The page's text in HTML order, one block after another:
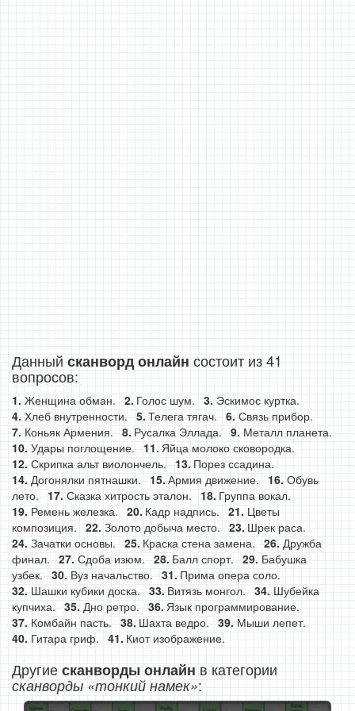
Данный сканворд онлайн состоит из 41
вопросов:
Женщина обман. Голос шум.
Эскимос куртка.
Хлеб внутренности.
Телега тягач.
Связь прибор.
Коньяк Армения.
Русалка Эллада.
Металл планета.
Удары поглощение.
Яйца молоко сковородка.
Скрипка альт виолончель.
Порез ссадина.
Догонялки пятнашки.
Армия движение.
Обувь
лето.
Сказка хитрость эталон.
Группа вокал.
Ремень железка.
Кадр надпись.
Цветы
композиция.
Золото добыча место.
Шрек раса.
Зачатки основы.
Краска стена замена.
Дружба
финал.
Сдоба изюм. Балл спорт.
Бабушка
узбек.
Вуз начальство.
Прима опера соло.
Шашки кубики доска.
Витязь монгол.
Шубейка
купчиха.
Дно ретро.
Язык программирование.
Комбайн пасть.
Шахта ведро.
Мыши лепет.
Гитара гриф.
Киот изображение.
Другиесканворды онлайн в категории
сканворды «тонкий намек»: